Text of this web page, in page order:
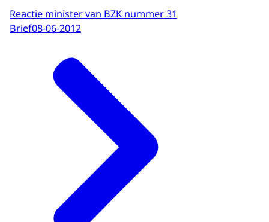
Reactie minister van BZK nummer 31
Brief08-06-2012